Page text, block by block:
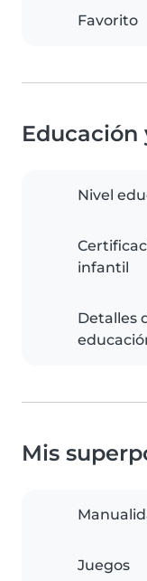
Favorito
Educación
Nivel
infantil
Detalles
Mis
Juegos